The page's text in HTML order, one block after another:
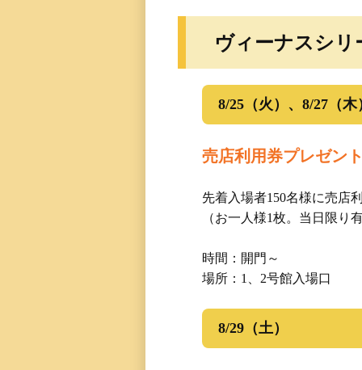
ヴィーナスシリ
8/25（火）、8/27（木
売店利用券プレゼン
先着入場者150名様に売店
（お一人様1枚。当日限り
時間：開門～
場所：1、2号館入場口
8/29（土）